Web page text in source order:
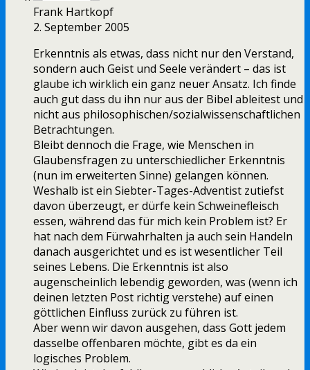
Frank Hartkopf
2. September 2005
Erkenntnis als etwas, dass nicht nur den Verstand,
sondern auch Geist und Seele verändert – das ist
glaube ich wirklich ein ganz neuer Ansatz. Ich finde
auch gut dass du ihn nur aus der Bibel ableitest und
nicht aus philosophischen/sozialwissenschaftlichen
Betrachtungen.
Bleibt dennoch die Frage, wie Menschen in
Glaubensfragen zu unterschiedlicher Erkenntnis
(nun im erweiterten Sinne) gelangen können.
Weshalb ist ein Siebter-Tages-Adventist zutiefst
davon überzeugt, er dürfe kein Schweinefleisch
essen, während das für mich kein Problem ist? Er
hat nach dem Fürwahrhalten ja auch sein Handeln
danach ausgerichtet und es ist wesentlicher Teil
seines Lebens. Die Erkenntnis ist also
augenscheinlich lebendig geworden, was (wenn ich
deinen letzten Post richtig verstehe) auf einen
göttlichen Einfluss zurück zu führen ist.
Aber wenn wir davon ausgehen, dass Gott jedem
dasselbe offenbaren möchte, gibt es da ein
logisches Problem.